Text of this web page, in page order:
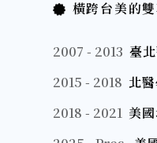
橫跨台美的
2007 - 2013 臺
2015 - 2018 北
2018 - 2021 美